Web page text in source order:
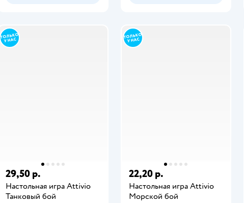
29,50 р.
Настольная игра Attivio
Танковый бой
22,20 р.
Настольная игра Attivio
Морской бой